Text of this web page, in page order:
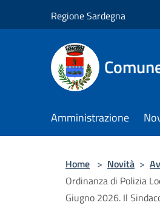
Regione Sardegna
Amministrazione
Home > Novità >
Ordinanza di Polizia
Giugno 2026. Il